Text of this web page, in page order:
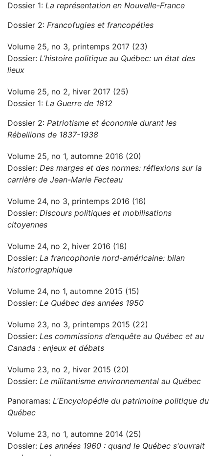
Dossier 1: La représentation en Nouvelle-France
Dossier 2: Francofugies et francopéties
Volume 25, no 3, printemps 2017 (23)
Dossier: L’histoire politique au Québec: un état des
lieux
Volume 25, no 2, hiver 2017 (25)
Dossier 1: La Guerre de 1812
Dossier 2: Patriotisme et économie durant les
Rébellions de 1837-1938
Volume 25, no 1, automne 2016 (20)
Dossier: Des marges et des normes: réflexions sur la
carrière de Jean-Marie Fecteau
Volume 24, no 3, printemps 2016 (16)
Dossier: Discours politiques et mobilisations
citoyennes
Volume 24, no 2, hiver 2016 (18)
Dossier: La francophonie nord-américaine: bilan
historiographique
Volume 24, no 1, automne 2015 (15)
Dossier: Le Québec des années 1950
Volume 23, no 3, printemps 2015 (22)
Dossier: Les commissions d’enquête au Québec et au
Canada : enjeux et débats
Volume 23, no 2, hiver 2015 (20)
Dossier: Le militantisme environnemental au Québec
Panoramas: L'Encyclopédie du patrimoine politique du
Québec
Volume 23, no 1, automne 2014 (25)
Dossier: Les années 1960 : quand le Québec s'ouvrait